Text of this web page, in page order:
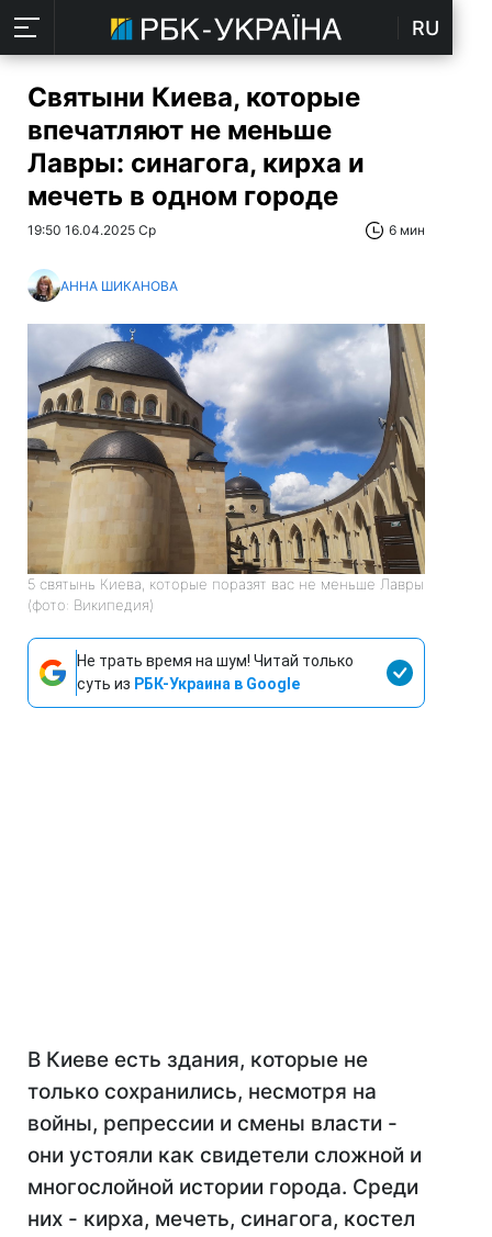
RU
Святыни Киева, которые
впечатляют не меньше
Лавры: синагога, кирха и
мечеть в одном городе
19:50 16.04.2025 Ср 6 мин
АННА ШИКАНОВА
5 святынь Киева, которые поразят вас не меньше Лавры
(фото: Википедия)
Не трать время на шум! Читай только
суть из РБК-Украина в Google
В Киеве есть здания, которые не
только сохранились, несмотря на
войны, репрессии и смены власти -
они устояли как свидетели сложной и
многослойной истории города. Среди
них - кирха, мечеть, синагога, костел